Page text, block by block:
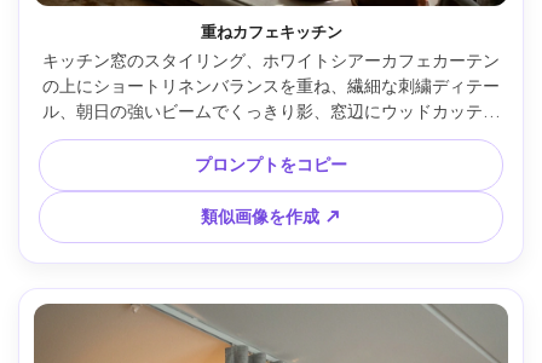
重ねカフェキッチン
キッチン窓のスタイリング、ホワイトシアーカフェカーテン
の上にショートリネンバランスを重ね、繊細な刺繍ディテー
ル、朝日の強いビームでくっきり影、窓辺にウッドカッティ
ングボードとハーブ、Canon R6 Mark II・35mm・f/3.2、ラ
イフスタイルなリアル感、超リアルな縫い目と生地の質感 --
ar 4:5
プロンプトをコピー
類似画像を作成 ↗